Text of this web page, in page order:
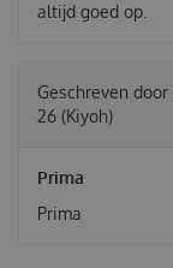
altijd goed op.
Geschreven door
26 (Kiyoh)
Prima
Prima